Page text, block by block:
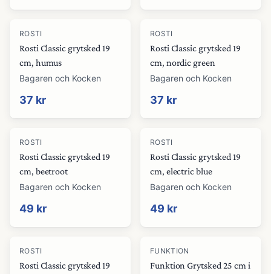
ROSTI
Rosti Classic grytsked 19
cm, humus
Bagaren och Kocken
37 kr
ROSTI
Rosti Classic grytsked 19
cm, nordic green
Bagaren och Kocken
37 kr
ROSTI
Rosti Classic grytsked 19
cm, beetroot
Bagaren och Kocken
49 kr
ROSTI
Rosti Classic grytsked 19
cm, electric blue
Bagaren och Kocken
49 kr
ROSTI
Rosti Classic grytsked 19
FUNKTION
Funktion Grytsked 25 cm i